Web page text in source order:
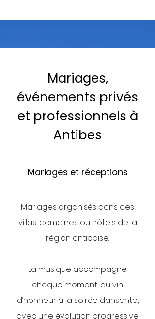
Mariages,
événements privés
et professionnels à
Antibes
Mariages et réceptions
Mariages organisés dans des
villas, domaines ou hôtels de la
région antiboise.
La musique accompagne
chaque moment, du vin
d’honneur à la soirée dansante,
avec une évolution progressive